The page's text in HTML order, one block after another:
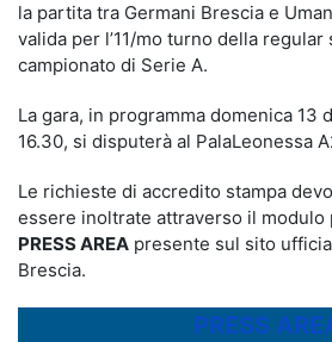
la partita tra Germani Brescia e
valida per l’11/mo turno della regular
campionato di Serie A.
La gara, in programma domenica 13
16.30, si disputerà al PalaLeonessa
Le richieste di accredito stampa
essere inoltrate attraverso il modulo
PRESS AREA presente sul sito
Brescia.
PRESS